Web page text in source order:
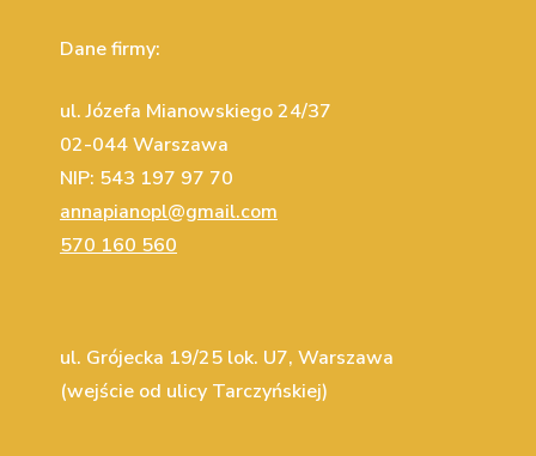
Dane firmy:
ul. Józefa Mianowskiego 24/37
02-044 Warszawa
NIP: 543 197 97 70
annapianopl@gmail.com
570 160 560
ul. Grójecka 19/25 lok. U7, Warszawa
(wejście od ulicy Tarczyńskiej)